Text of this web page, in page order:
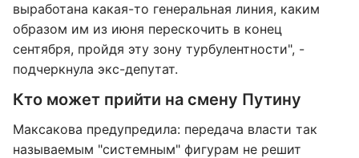
выработана какая-то генеральная линия, каким
образом им из июня перескочить в конец
сентября, пройдя эту зону турбулентности", -
подчеркнула экс-депутат.
Кто может прийти на смену Путину
Максакова предупредила: передача власти так
называемым "системным" фигурам не решит